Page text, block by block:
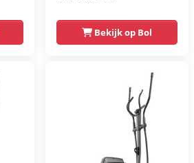
Hartslagsensoren -
24
Weerstandsniveaus
Bekijk op Bol